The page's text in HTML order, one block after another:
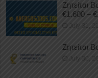
Ζητείται
€1.600 –
July 31,
Ζητείται
July 30,